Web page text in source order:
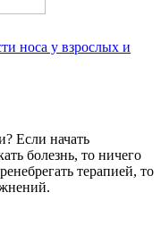
носа у взрослых и
Если начать
болезнь, то ничего
терапией, то